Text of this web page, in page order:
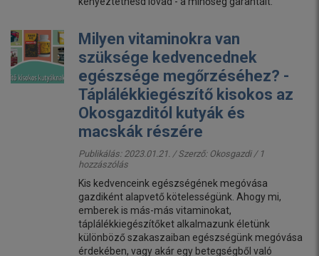
Milyen vitaminokra van
szüksége kedvencednek
egészsége megőrzéséhez? -
Táplálékkiegészítő kisokos az
Okosgazditól kutyák és
macskák részére
Publikálás: 2023.01.21. / Szerző: Okosgazdi / 1
hozzászólás
Kis kedvenceink egészségének megóvása
gazdiként alapvető kötelességünk. Ahogy mi,
emberek is más-más vitaminokat,
táplálékkiegészítőket alkalmazunk életünk
különböző szakaszaiban egészségünk megóvása
érdekében, vagy akár egy betegségből való